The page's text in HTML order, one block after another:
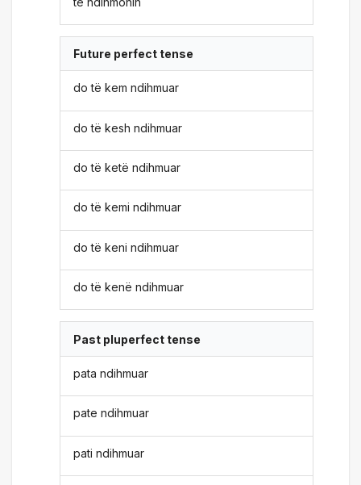
Future perfect tense
do të kem ndihmuar
do të kesh ndihmuar
do të ketë ndihmuar
do të kemi ndihmuar
do të keni ndihmuar
do të kenë ndihmuar
Past pluperfect tense
pata ndihmuar
pate ndihmuar
pati ndihmuar